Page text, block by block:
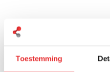
Toestemming
Heb je een vraag
Onze specialisten denken